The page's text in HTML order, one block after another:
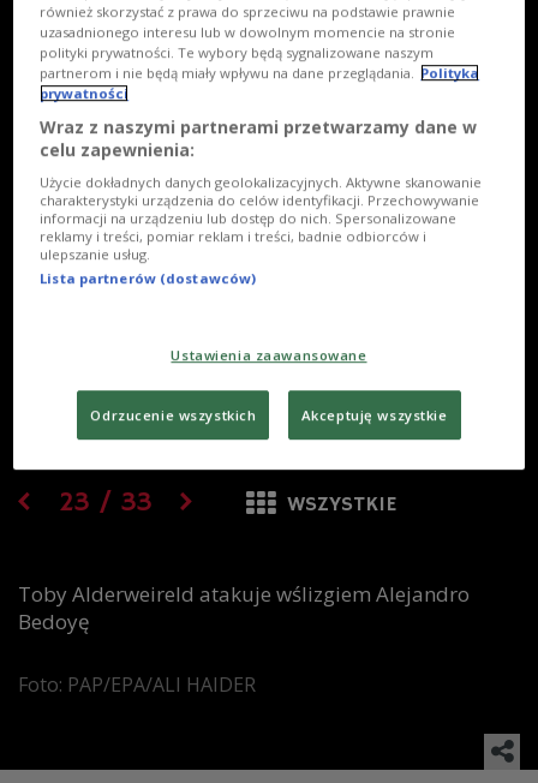
23 / 33 WSZYSTKIE
Toby Alderweireld atakuje wślizgiem Alejandro
Bedoyę
Foto: PAP/EPA/ALI HAIDER
również skorzystać z prawa do sprzeciwu na podstawie prawnie
uzasadnionego interesu lub w dowolnym momencie na stronie
polityki prywatności. Te wybory będą sygnalizowane naszym
partnerom i nie będą miały wpływu na dane przeglądania. Polityka
prywatności
Wraz z naszymi partnerami przetwarzamy dane w
celu zapewnienia:
Użycie dokładnych danych geolokalizacyjnych. Aktywne skanowanie
charakterystyki urządzenia do celów identyfikacji. Przechowywanie
informacji na urządzeniu lub dostęp do nich. Spersonalizowane
reklamy i treści, pomiar reklam i treści, badnie odbiorców i
ulepszanie usług.
Lista partnerów (dostawców)
Ustawienia zaawansowane
Odrzucenie wszystkich Akceptuję wszystkie